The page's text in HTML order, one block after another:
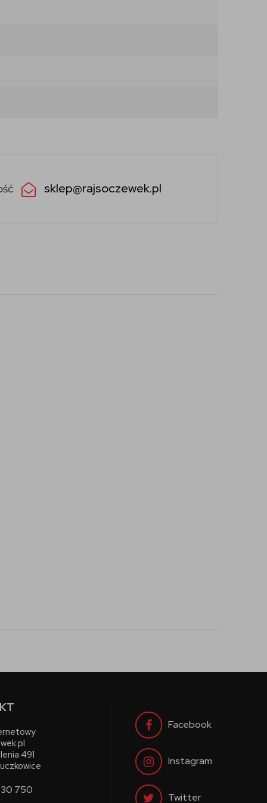
sklep@rajsoczewek.pl
491
750
Facebook
Instagram
Twitter